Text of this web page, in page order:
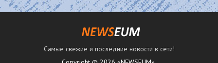
Самые свежие и последние новости в сети!